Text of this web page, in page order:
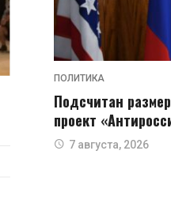
ПОЛИТИКА
Подсчитан
проект
7 августа, 2026